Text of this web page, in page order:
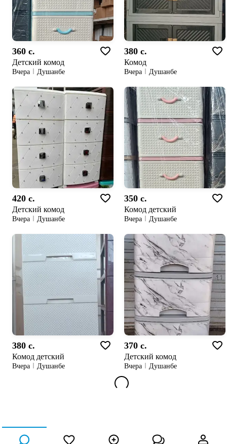
360 c.
Детский комод
Вчера Душанбе
380 c.
Комод
Вчера Душанбе
420 c.
Детский комод
Вчера Душанбе
350 c.
Комод детский
Вчера Душанбе
380 c.
Комод детский
Вчера Душанбе
370 c.
Детский комод
Вчера Душанбе